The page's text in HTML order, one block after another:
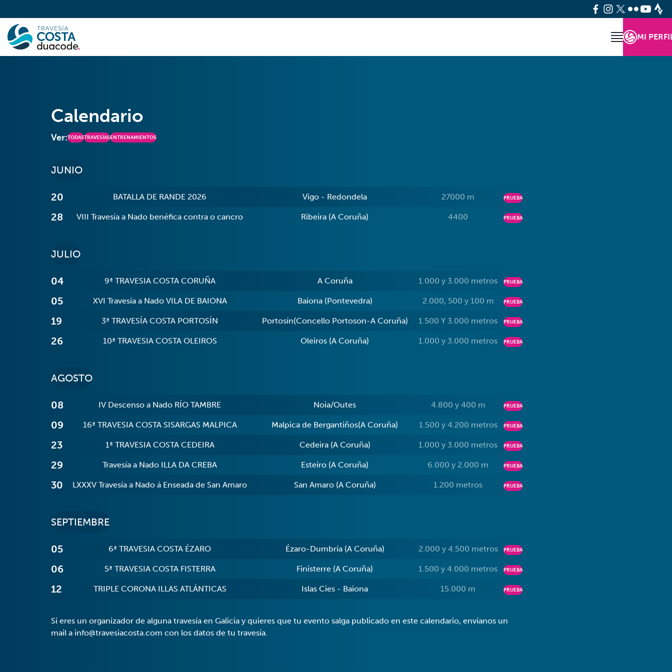
MI
Calendario
Ver:TODASTRAVESÍASENTRENAMIENTOS
JUNIO
20 BATALLA DE RANDE 2026 Vigo - Redondela 27000 m PRUEBA
28 VIII Travesía a Nado benéfica contra o cancro Ribeira (A Coruña) 4400 PRUEBA
JULIO
04 9ª TRAVESIA COSTA CORUÑA A Coruña 1.000 y 3.000 metros PRUEBA
05 XVI Travesía a Nado VILA DE BAIONA Baiona (Pontevedra) 2.000, 500 y 100 m PRUEBA
19 3ª TRAVESÍA COSTA PORTOSÍN Portosín(Concello Portoson-A Coruña) 1.500 Y 3.000 metros PRUEBA
26 10ª TRAVESIA COSTA OLEIROS Oleiros (A Coruña) 1.000 y 3.000 metros PRUEBA
AGOSTO
08 IV Descenso a Nado RÍO TAMBRE Noia/Outes 4.800 y 400 m PRUEBA
09 16ª TRAVESIA COSTA SISARGAS MALPICA Malpica de Bergantiños(A Coruña) 1.500 y 4.200 metros PRUEBA
23 1ª TRAVESIA COSTA CEDEIRA Cedeira (A Coruña) 1.000 y 3.000 metros PRUEBA
29 Travesía a Nado ILLA DA CREBA Esteiro (A Coruña) 6.000 y 2.000 m PRUEBA
30 LXXXV Travesía a Nado á Enseada de San Amaro San Amaro (A Coruña) 1.200 metros PRUEBA
SEPTIEMBRE
05 6ª TRAVESIA COSTA ÉZARO Ézaro-Dumbría (A Coruña) 2.000 y 4.500 metros PRUEBA
06 5ª TRAVESIA COSTA FISTERRA Finisterre (A Coruña) 1.500 y 4.000 metros PRUEBA
12 TRIPLE CORONA ILLAS ATLÁNTICAS Islas Cies - Baiona 15.000 m PRUEBA
Si eres un organizador de alguna travesía en Galicia y quieres que tu evento salga publicado en este calendario, envíanos un
mail a info@travesiacosta.com con los datos de tu travesía.